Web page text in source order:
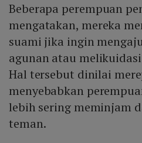
Beberapa perempuan
mengatakan, mereka
suami jika ingin
agunan atau
Hal tersebut dinilai
menyebabkan
lebih sering meminjam
teman.